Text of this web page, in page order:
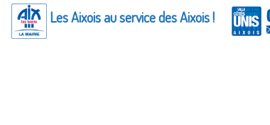
Les Aixois au service des Aixois !
Panneau de gestion des cookies